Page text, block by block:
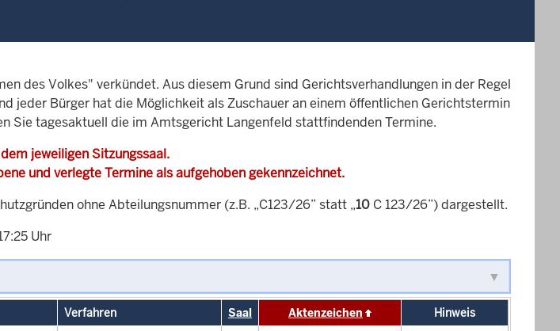
des Volkes" verkündet. Aus diesem Grund sind Gerichtsverhandlungen in der Regel
jeder Bürger hat die Möglichkeit als Zuschauer an einem öffentlichen Gerichtstermin
Sie tagesaktuell die im Amtsgericht Langenfeld stattfindenden Termine.
jeweiligen Sitzungssaal.
und verlegte Termine als aufgehoben gekennzeichnet.
ohne Abteilungsnummer (z.B. „C123/26” statt „10 C 123/26”) dargestellt.
Uhr
Verfahren Saal Aktenzeichen
Hinweis